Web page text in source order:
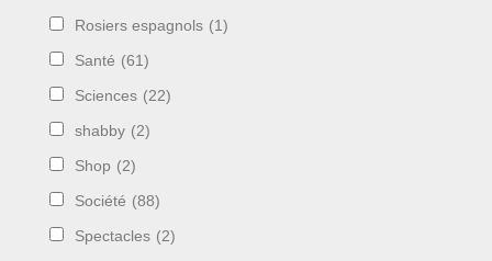
Rosiers espagnols (1)
Santé (61)
Sciences (22)
shabby (2)
Shop (2)
Société (88)
Spectacles (2)